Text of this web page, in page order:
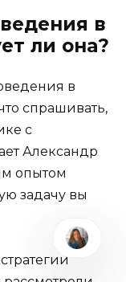
в
ли она?
в
спрашивать,
с
Александр
опытом
задачу вы